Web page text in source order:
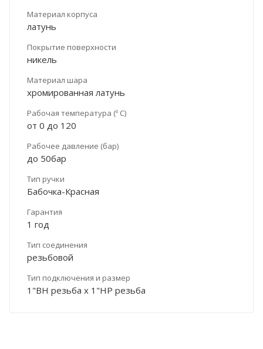
Материал корпуса
латунь
Покрытие поверхности
никель
Материал шара
хромированная латунь
Рабочая температура (º С)
от 0 до 120
Рабочее давление (бар)
до 50бар
Тип ручки
Бабочка-Красная
Гарантия
1 год
Тип соединения
резьбовой
Тип подключения и размер
1"ВН резьба х 1"НР резьба